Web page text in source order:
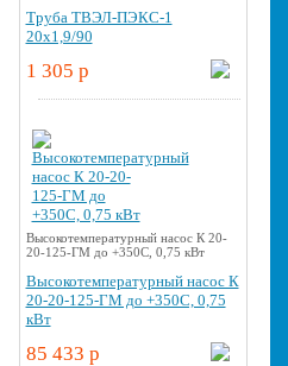
Труба ТВЭЛ-ПЭКС-1
20x1,9/90
1 305 p
Высокотемпературный насос К 20-
20-125-ГМ до +350С, 0,75 кВт
Высокотемпературный насос К
20-20-125-ГМ до +350С, 0,75
кВт
85 433 p